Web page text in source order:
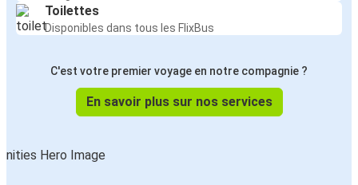
Toilettes
Disponibles dans tous les FlixBus
C'est votre premier voyage en notre compagnie ?
En savoir plus sur nos services